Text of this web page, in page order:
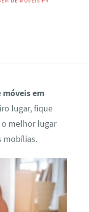
em
lugar, fique
melhor lugar
mobílias.